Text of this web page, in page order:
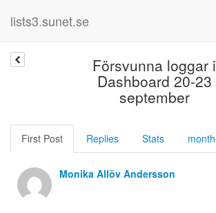
lists3.sunet.se
Försvunna loggar i
Dashboard 20-23
september
First Post Replies Stats month
Monika Allöv Andersson